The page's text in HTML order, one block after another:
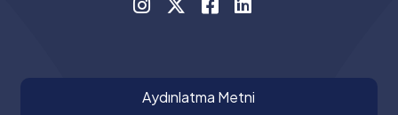
Aydınlatma Metni